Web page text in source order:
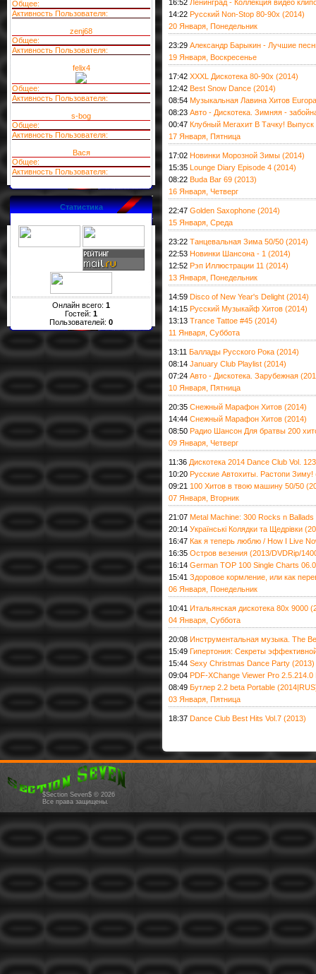
Общее:
Активность Пользователя:
zenj68
Общее:
Активность Пользователя:
felix4
Общее:
Активность Пользователя:
s-bog
Общее:
Активность Пользователя:
Вася
Общее:
Активность Пользователя:
Статистика
Онлайн всего: 1
Гостей: 1
Пользователей: 0
16:52 Ленинград - Коллекция видео
14:22 Русский Non-Stop 80-90х (2014)
20 Января, Понедельник
23:29 Александр Барыкин - Лучшие
19 Января, Воскресенье
17:42 XXXL Дискотека 80-90х (2014)
12:42 Best Snow Dance (2014)
08:54 Музыкальная Лавина Хитов
08:23 Авто - Дискотека. Зимняя -
00:47 Клубный Мегахит В Тачку! Выпуск
17 Января, Пятница
17:02 Новинки Морозной Зимы (2014)
15:35 Lounge Diary Episode 4 (2014)
08:22 Buda Bar 69 (2013)
16 Января, Четверг
22:47 Golden Saxophone (2014)
15 Января, Среда
23:22 Танцевальная Зима 50/50 (2014)
22:53 Новинки Шансона - 1 (2014)
12:52 Рэп Иллюстрации 11 (2014)
13 Января, Понедельник
14:59 Disco of New Year's Delight (2014)
14:15 Русский Музыкайф Хитов (2014)
13:13 Trance Tattoe #45 (2014)
11 Января, Суббота
13:11 Баллады Русского Рока (2014)
08:14 January Club Playlist (2014)
07:24 Авто - Дискотека. Зарубежная
10 Января, Пятница
20:35 Снежный Марафон Хитов (2014)
14:44 Снежный Марафон Хитов (2014)
08:50 Радио Шансон Для братвы 200
09 Января, Четверг
11:36 Дискотека 2014 Dance Club Vol.
10:20 Русские Автохиты. Растопи Зиму!
09:21 100 Хитов в твою машину 50/50
07 Января, Вторник
21:07 Metal Machine: 300 Rocks n Ballads
20:14 Українські Колядки та Щедрівки
16:47 Как я теперь люблю / How I Live
16:35 Остров везения (2013/DVDRip/
16:14 German TOP 100 Single Charts
15:41 Здоровое кормление, или как
06 Января, Понедельник
10:41 Итальянская дискотека 80х 9000
04 Января, Суббота
20:08 Инструментальная музыка. The
15:49 Гипертония: Секреты
15:44 Sexy Christmas Dance Party (2013)
09:04 PDF-XChange Viewer Pro 2.5.214.0
08:49 Бутлер 2.2 beta Portable
03 Января, Пятница
18:37 Dance Club Best Hits Vol.7 (2013)
$Section Seven$ © 2026
Все права защищены.